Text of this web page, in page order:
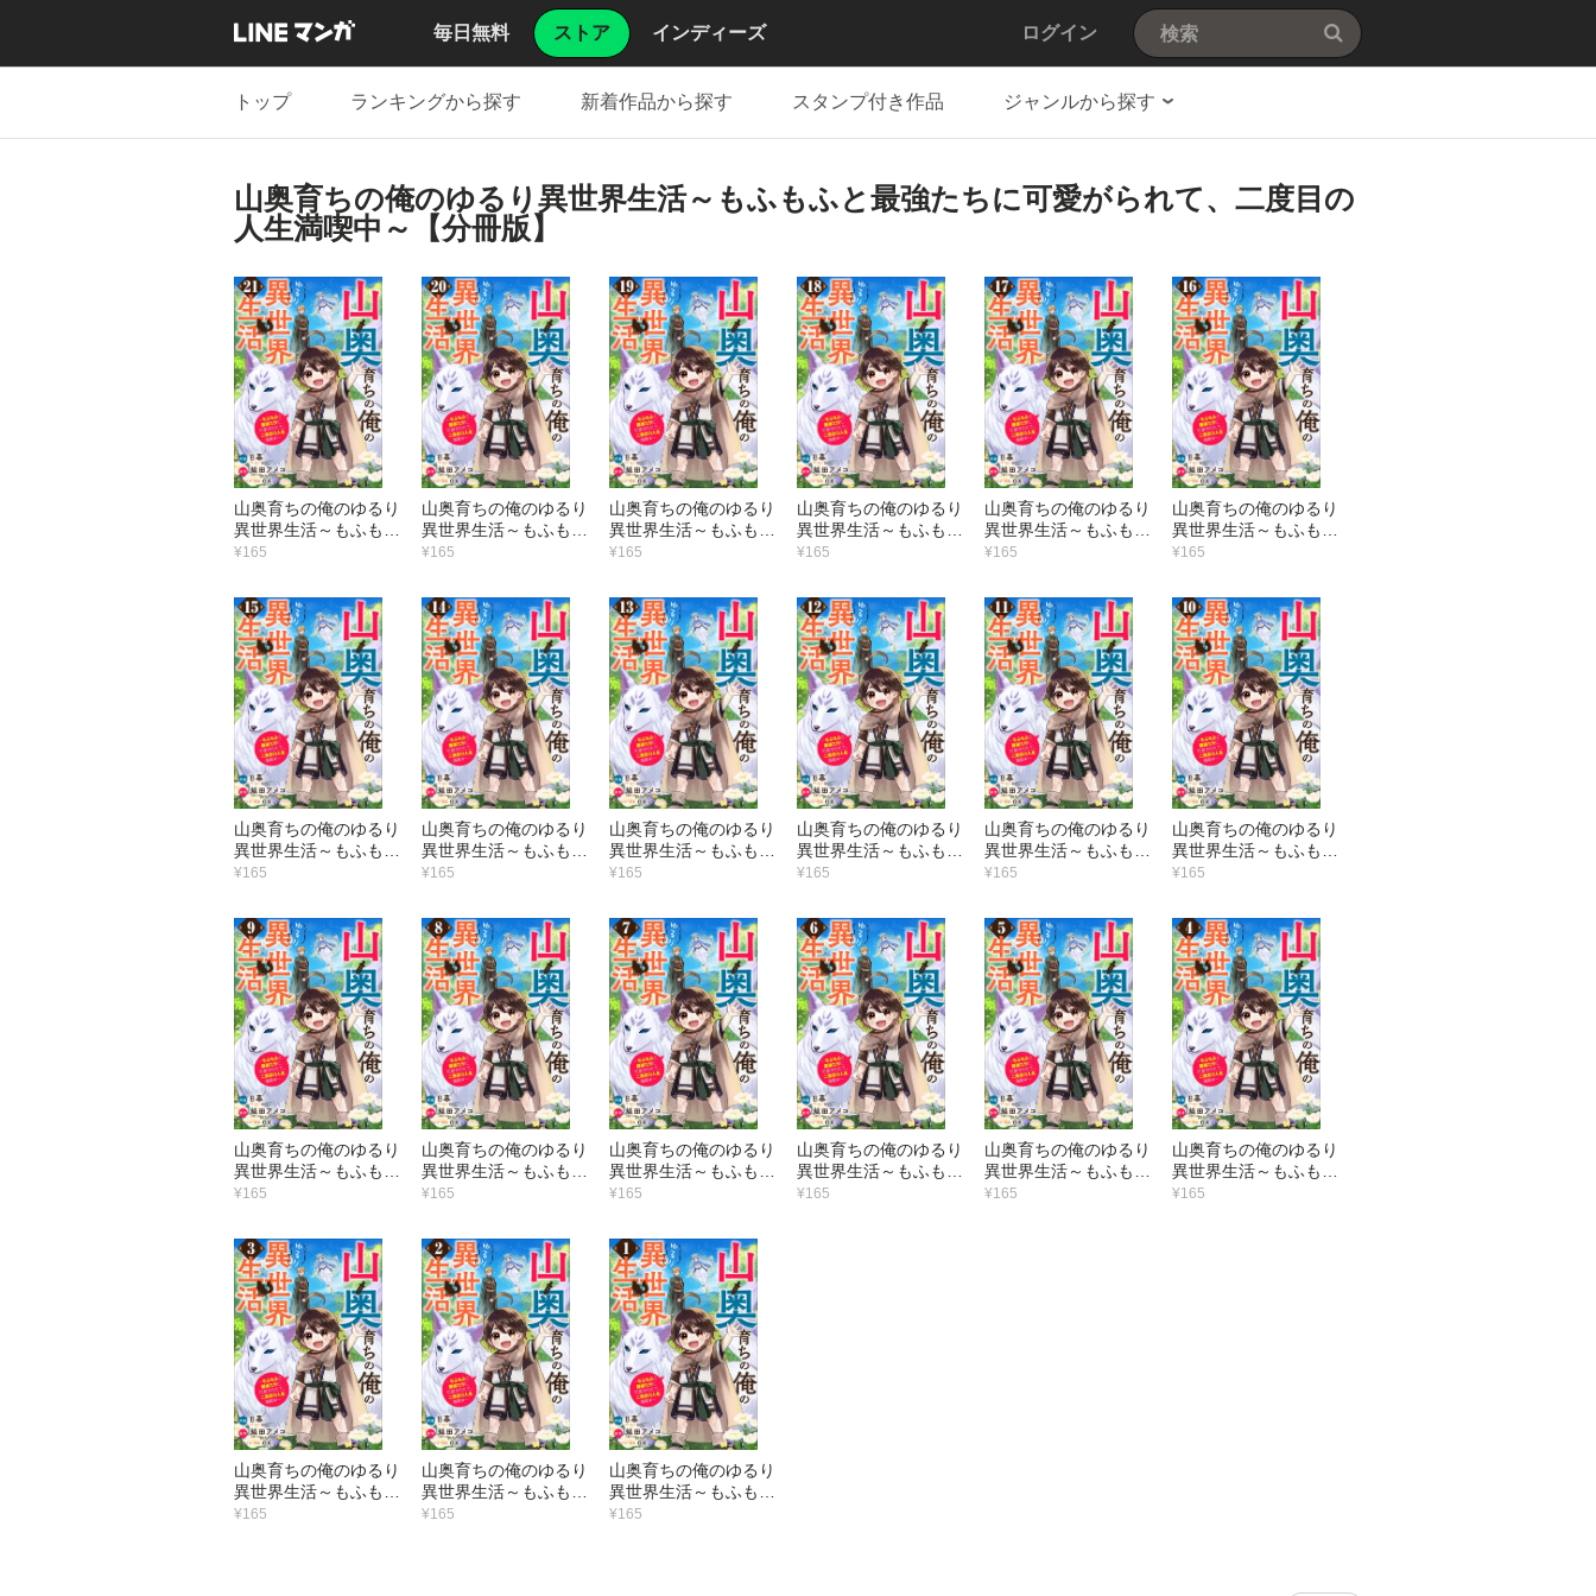
毎日無料 ストア インディーズ ログイン
トップ ランキングから探す 新着作品から探す スタンプ付き作品 ジャンルから探す
山奥育ちの俺のゆるり異世界生活～もふもふと最強たちに可愛がられて、二度目の
人生満喫中～【分冊版】
山奥育ちの俺のゆるり
異世界生活～もふもふ
と最強たちに可愛がら
喫中～【分冊版】21
巻
¥165
山奥育ちの俺のゆるり
異世界生活～もふもふ
と最強たちに可愛がら
喫中～【分冊版】20
巻
¥165
山奥育ちの俺のゆるり
異世界生活～もふもふ
と最強たちに可愛がら
喫中～【分冊版】19
巻
¥165
山奥育ちの俺のゆるり
異世界生活～もふもふ
と最強たちに可愛がら
喫中～【分冊版】18
巻
¥165
山奥育ちの俺のゆるり
異世界生活～もふもふ
と最強たちに可愛がら
喫中～【分冊版】17
巻
¥165
山奥育ちの俺のゆるり
異世界生活～もふもふ
と最強たちに可愛がら
喫中～【分冊版】16
巻
¥165
山奥育ちの俺のゆるり
異世界生活～もふもふ
と最強たちに可愛がら
喫中～【分冊版】15
巻
¥165
山奥育ちの俺のゆるり
異世界生活～もふもふ
と最強たちに可愛がら
喫中～【分冊版】14
巻
¥165
山奥育ちの俺のゆるり
異世界生活～もふもふ
と最強たちに可愛がら
喫中～【分冊版】13
巻
¥165
山奥育ちの俺のゆるり
異世界生活～もふもふ
と最強たちに可愛がら
喫中～【分冊版】12
巻
¥165
山奥育ちの俺のゆるり
異世界生活～もふもふ
と最強たちに可愛がら
喫中～【分冊版】11
巻
¥165
山奥育ちの俺のゆるり
異世界生活～もふもふ
と最強たちに可愛がら
喫中～【分冊版】10
巻
¥165
山奥育ちの俺のゆるり
異世界生活～もふもふ
と最強たちに可愛がら
喫中～【分冊版】9巻
¥165
山奥育ちの俺のゆるり
異世界生活～もふもふ
と最強たちに可愛がら
喫中～【分冊版】8巻
¥165
山奥育ちの俺のゆるり
異世界生活～もふもふ
と最強たちに可愛がら
喫中～【分冊版】7巻
¥165
山奥育ちの俺のゆるり
異世界生活～もふもふ
と最強たちに可愛がら
¥165
山奥育ちの俺のゆるり
異世界生活～もふもふ
と最強たちに可愛がら
¥165
山奥育ちの俺のゆるり
異世界生活～もふもふ
と最強たちに可愛がら
¥165
山奥育ちの俺のゆるり
異世界生活～もふもふ
と最強たちに可愛がら
¥165
山奥育ちの俺のゆるり
異世界生活～もふもふ
と最強たちに可愛がら
¥165
山奥育ちの俺のゆるり
異世界生活～もふもふ
と最強たちに可愛がら
¥165